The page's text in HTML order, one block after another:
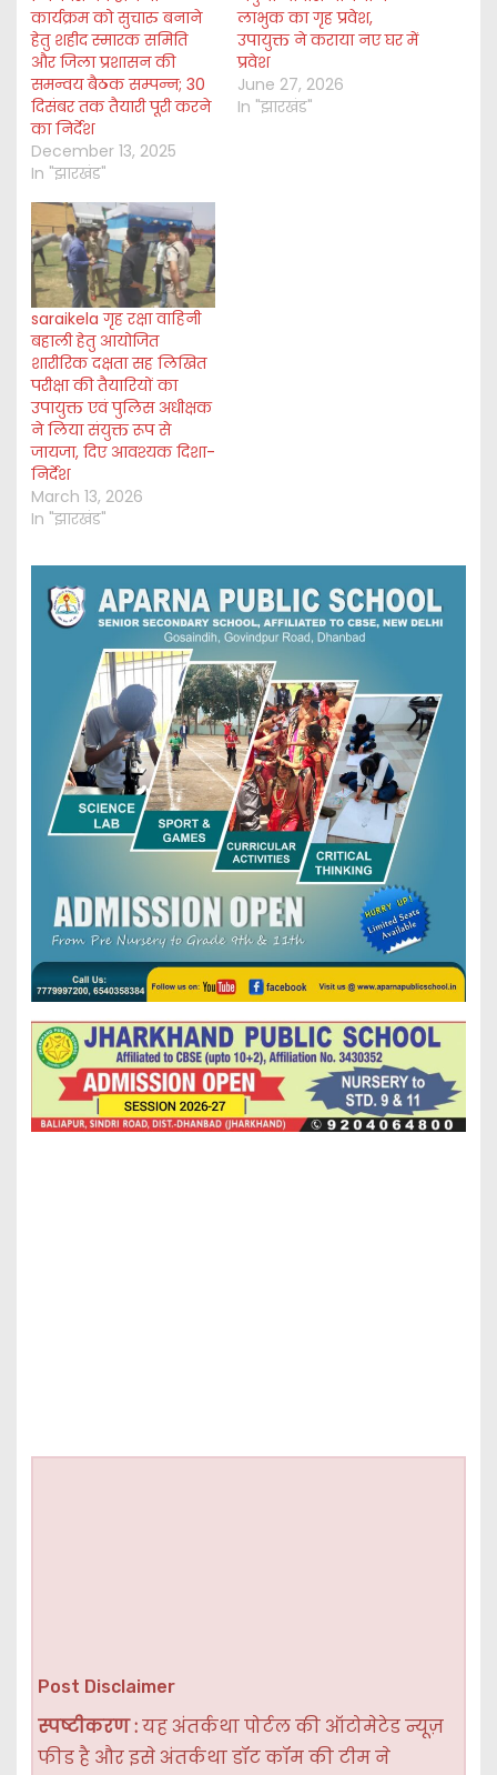
कार्यक्रम को सुचारु बनाने
हेतु शहीद स्मारक समिति
और जिला प्रशासन की
समन्वय बैठक सम्पन्न; 30
दिसंबर तक तैयारी पूरी करने
का निर्देश
December 13, 2025
In "झारखंड"
लाभुक का गृह प्रवेश,
उपायुक्त ने कराया नए घर में
प्रवेश
June 27, 2026
In "झारखंड"
saraikela गृह रक्षा वाहिनी
बहाली हेतु आयोजित
शारीरिक दक्षता सह लिखित
परीक्षा की तैयारियों का
उपायुक्त एवं पुलिस अधीक्षक
ने लिया संयुक्त रूप से
जायजा, दिए आवश्यक दिशा-
निर्देश
March 13, 2026
In "झारखंड"
Post Disclaimer
स्पष्टीकरण :यह अंतर्कथा पोर्टल की ऑटोमेटेड न्यूज़
फीड है और इसे अंतर्कथा डॉट कॉम की टीम ने